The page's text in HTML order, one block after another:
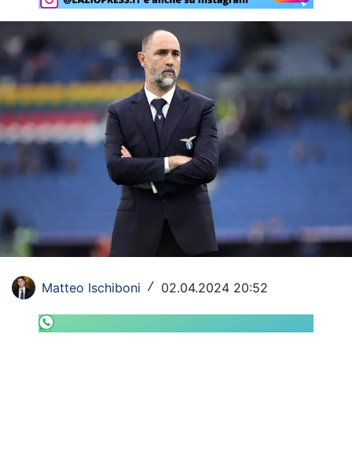
Social
Calcio
Serie A
Champions League
Europa League
Formula 1
Tennis
Vela
SHOP LAZIO
Matteo Ischiboni / 02.04.2024 20:52